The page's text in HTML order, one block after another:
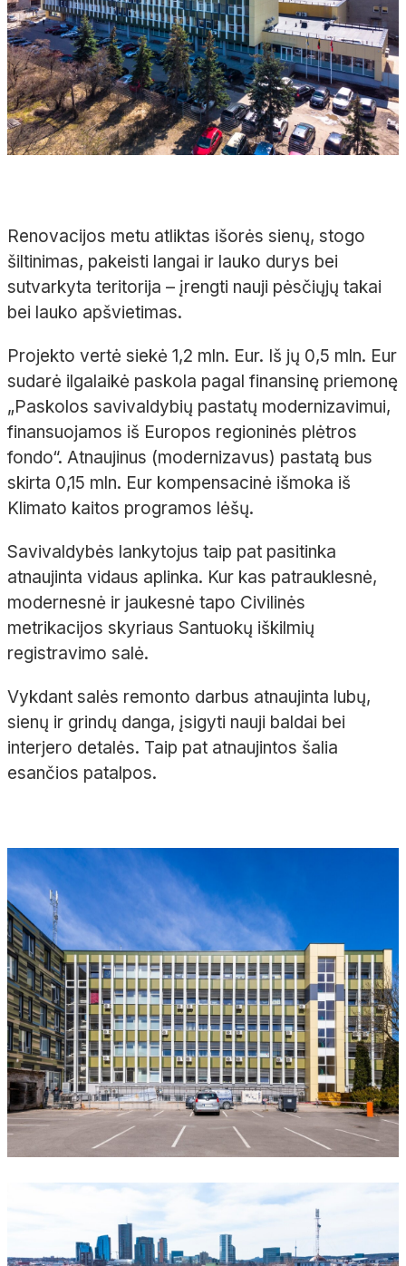
Renovacijos metu atliktas išorės sienų, stogo
šiltinimas, pakeisti langai ir lauko durys bei
sutvarkyta teritorija – įrengti nauji pėsčiųjų takai
bei lauko apšvietimas.
Projekto vertė siekė 1,2 mln. Eur. Iš jų 0,5 mln. Eur
sudarė ilgalaikė paskola pagal finansinę priemonę
„Paskolos savivaldybių pastatų modernizavimui,
finansuojamos iš Europos regioninės plėtros
fondo“. Atnaujinus (modernizavus) pastatą bus
skirta 0,15 mln. Eur kompensacinė išmoka iš
Klimato kaitos programos lėšų.
Savivaldybės lankytojus taip pat pasitinka
atnaujinta vidaus aplinka. Kur kas patrauklesnė,
modernesnė ir jaukesnė tapo Civilinės
metrikacijos skyriaus Santuokų iškilmių
registravimo salė.
Vykdant salės remonto darbus atnaujinta lubų,
sienų ir grindų danga, įsigyti nauji baldai bei
interjero detalės. Taip pat atnaujintos šalia
esančios patalpos.